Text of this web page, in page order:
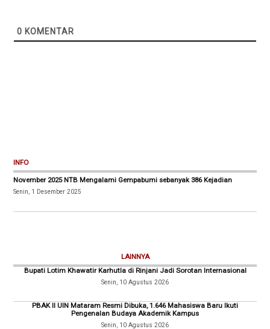
0 KOMENTAR
INFO
November 2025 NTB Mengalami Gempabumi sebanyak 386 Kejadian
Senin, 1 Desember 2025
LAINNYA
Bupati Lotim Khawatir Karhutla di Rinjani Jadi Sorotan Internasional
Senin, 10 Agustus 2026
PBAK II UIN Mataram Resmi Dibuka, 1.646 Mahasiswa Baru Ikuti
Pengenalan Budaya Akademik Kampus
Senin, 10 Agustus 2026